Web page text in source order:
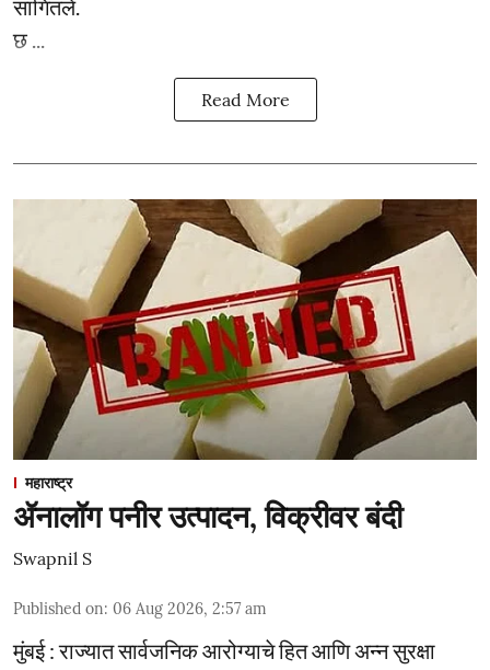
सांगितले.
छ ...
Read More
महाराष्ट्र
ॲनालॉग पनीर उत्पादन, विक्रीवर बंदी
Swapnil S
Published on: 06 Aug 2026, 2:57 am
मुंबई : राज्यात सार्वजनिक आरोग्याचे हित आणि अन्न सुरक्षा